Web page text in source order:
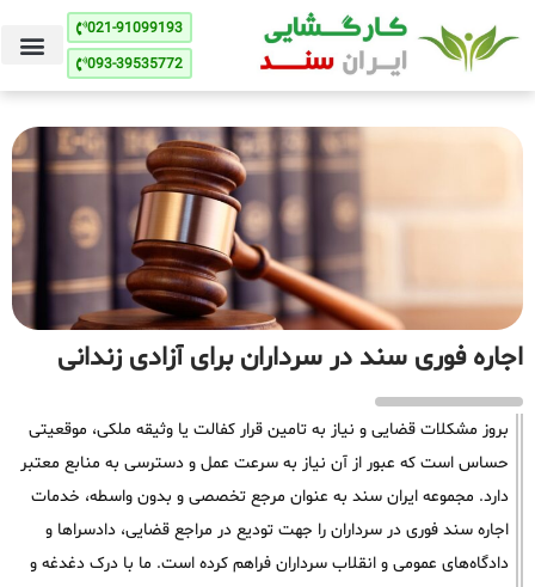
021-91099193
093-39535772
اجاره فوری سند در سرداران برای آزادی زندانی
بروز مشکلات قضایی و نیاز به تامین قرار کفالت یا وثیقه ملکی، موقعیتی
حساس است که عبور از آن نیاز به سرعت عمل و دسترسی به منابع معتبر
دارد. مجموعه ایران سند به عنوان مرجع تخصصی و بدون واسطه، خدمات
اجاره سند فوری در سرداران را جهت تودیع در مراجع قضایی، دادسراها و
دادگاه‌های عمومی و انقلاب سرداران فراهم کرده است. ما با درک دغدغه و